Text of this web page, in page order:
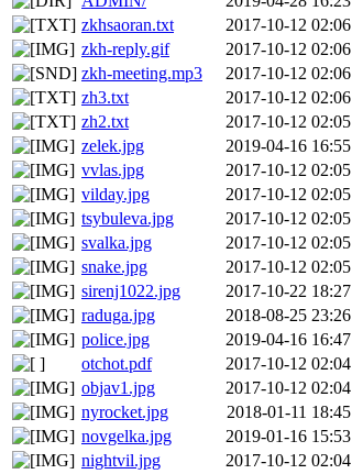
zkhsaoran.txt
2017-10-12 02:06
zkh-reply.gif
2017-10-12 02:06
zkh-meeting.mp3
2017-10-12 02:06
zh3.txt
2017-10-12 02:06
zh2.txt
2017-10-12 02:05
zelek.jpg
2019-04-16 16:55
vvlas.jpg
2017-10-12 02:05
vilday.jpg
2017-10-12 02:05
tsybuleva.jpg
2017-10-12 02:05
svalka.jpg
2017-10-12 02:05
snake.jpg
2017-10-12 02:05
sirenj1022.jpg
2017-10-22 18:27
raduga.jpg
2018-08-25 23:26
police.jpg
2019-04-16 16:47
otchot.pdf
2017-10-12 02:04
objav1.jpg
2017-10-12 02:04
nyrocket.jpg
2018-01-11 18:45
novgelka.jpg
2019-01-16 15:53
nightvil.jpg
2017-10-12 02:04